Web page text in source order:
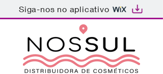
Siga-nos no aplicativo